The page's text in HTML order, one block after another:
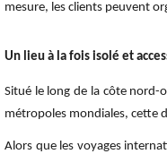
mesure, les clients peuvent
Un lieu à la fois isolé et
Situé le long de la côte nord-
métropoles mondiales, cette
Alors que les voyages